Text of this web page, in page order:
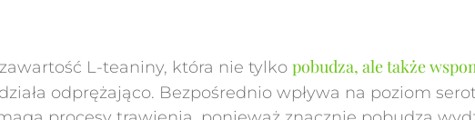
L-teaniny, która nie tylko pobudza, ale także
odprężająco. Bezpośrednio wpływa na poziom